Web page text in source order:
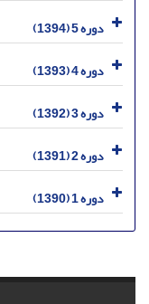
دوره 5 (1394)
دوره 4 (1393)
دوره 3 (1392)
دوره 2 (1391)
دوره 1 (1390)